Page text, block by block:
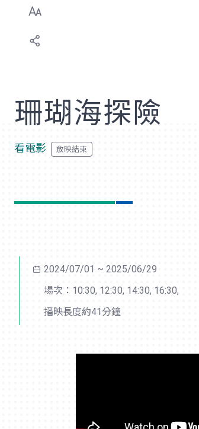
選
喜
珊瑚海探險
看電影
2024/07/01 ~ 2025/06/29
場次：10:30, 12:30, 14:30, 16:30,
播映長度約41分鐘